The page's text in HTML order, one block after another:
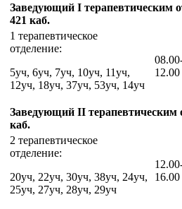
Заведующий I терапевтическим
421 каб.
1 терапевтическое
отделение:
5уч, 6уч, 7уч, 10уч, 11уч,
12уч, 18уч, 37уч, 53уч, 14уч
12.00
Заведующий II
каб.
2 терапевтическое
отделение:
20уч, 22уч, 30уч, 38уч, 24уч,
25уч, 27уч, 28уч, 29уч
16.00